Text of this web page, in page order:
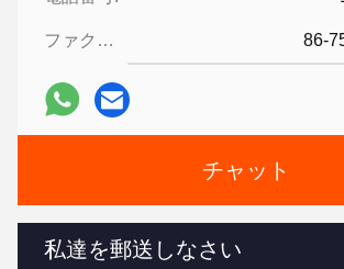
ファクシミリ: 86-
チャット
私達を郵送しなさい